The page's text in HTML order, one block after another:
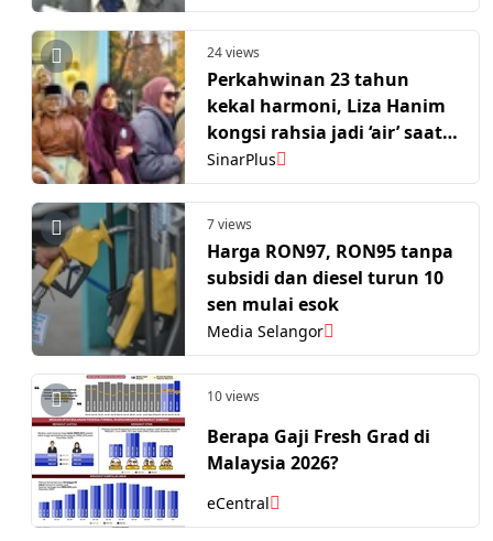
24 views
Perkahwinan 23 tahun
kekal harmoni, Liza Hanim
kongsi rahsia jadi ‘air’ saat
suami jadi ‘api’. 'Jangan
sampai jadi arang...'
SinarPlus
7 views
Harga RON97, RON95 tanpa
subsidi dan diesel turun 10
sen mulai esok
Media Selangor
10 views
Berapa Gaji Fresh Grad di
Malaysia 2026?
eCentral